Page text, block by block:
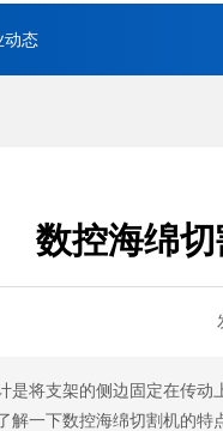
动态
数控海绵
是将支架的侧边固定在传
解一下数控海绵切割机的特